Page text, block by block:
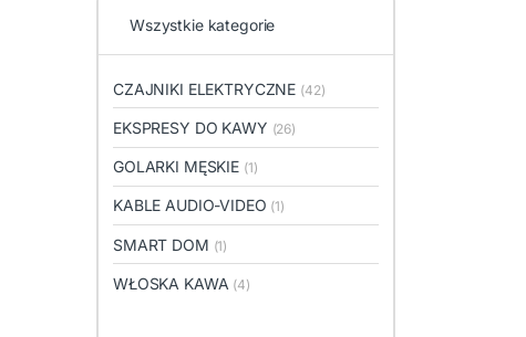
Wszystkie kategorie
CZAJNIKI ELEKTRYCZNE (42)
EKSPRESY DO KAWY (26)
GOLARKI MĘSKIE (1)
KABLE AUDIO-VIDEO (1)
SMART DOM (1)
WŁOSKA KAWA (4)